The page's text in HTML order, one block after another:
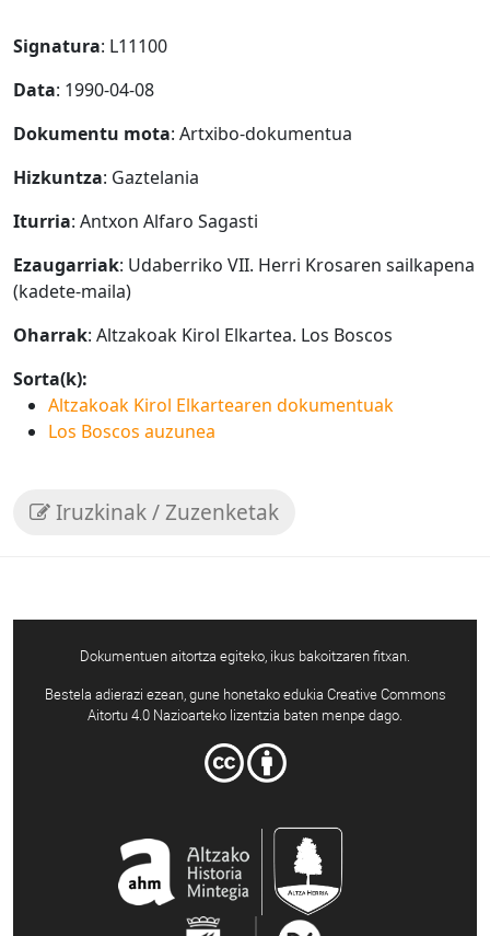
Signatura: L11100
Data: 1990-04-08
Dokumentu mota: Artxibo-dokumentua
Hizkuntza: Gaztelania
Iturria: Antxon Alfaro Sagasti
Ezaugarriak: Udaberriko VII. Herri Krosaren sailkapena
(kadete-maila)
Oharrak: Altzakoak Kirol Elkartea. Los Boscos
Sorta(k):
Altzakoak Kirol Elkartearen dokumentuak
Los Boscos auzunea
Iruzkinak / Zuzenketak
Dokumentuen aitortza egiteko, ikus bakoitzaren fitxan.
Bestela adierazi ezean, gune honetako edukia Creative Commons
Aitortu 4.0 Nazioarteko lizentzia baten menpe dago.